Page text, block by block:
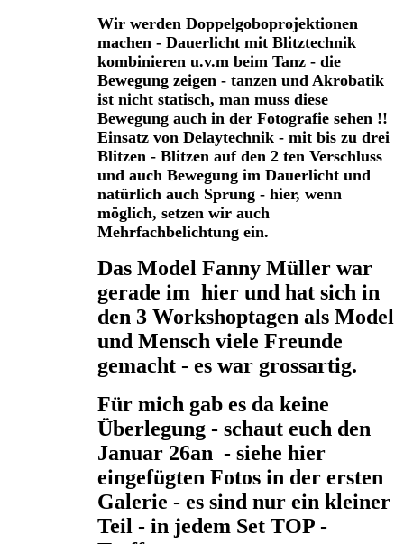
Wir werden Doppelgoboprojektionen
machen - Dauerlicht mit Blitztechnik
kombinieren u.v.m beim Tanz - die
Bewegung zeigen - tanzen und Akrobatik
ist nicht statisch, man muss diese
Bewegung auch in der Fotografie sehen !!
Einsatz von Delaytechnik - mit bis zu drei
Blitzen - Blitzen auf den 2 ten Verschluss
und auch Bewegung im Dauerlicht und
natürlich auch Sprung - hier, wenn
möglich, setzen wir auch
Mehrfachbelichtung ein.
Das Model Fanny Müller war
gerade im hier und hat sich in
den 3 Workshoptagen als Model
und Mensch viele Freunde
gemacht - es war grossartig.
Für mich gab es da keine
Überlegung - schaut euch den
Januar 26an - siehe hier
eingefügten Fotos in der ersten
Galerie - es sind nur ein kleiner
Teil - in jedem Set TOP -